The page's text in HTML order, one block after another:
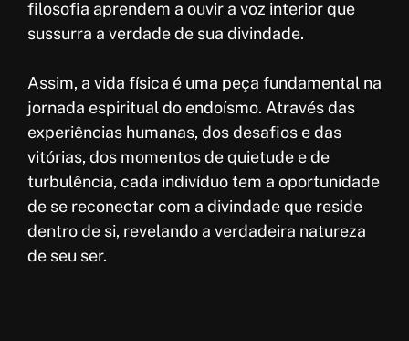
filosofia aprendem a ouvir a voz interior que
sussurra a verdade de sua divindade.
Assim, a vida física é uma peça fundamental na
jornada espiritual do endoísmo. Através das
experiências humanas, dos desafios e das
vitórias, dos momentos de quietude e de
turbulência, cada indivíduo tem a oportunidade
de se reconectar com a divindade que reside
dentro de si, revelando a verdadeira natureza
de seu ser.